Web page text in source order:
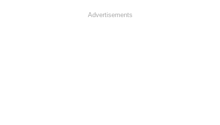
Advertisements